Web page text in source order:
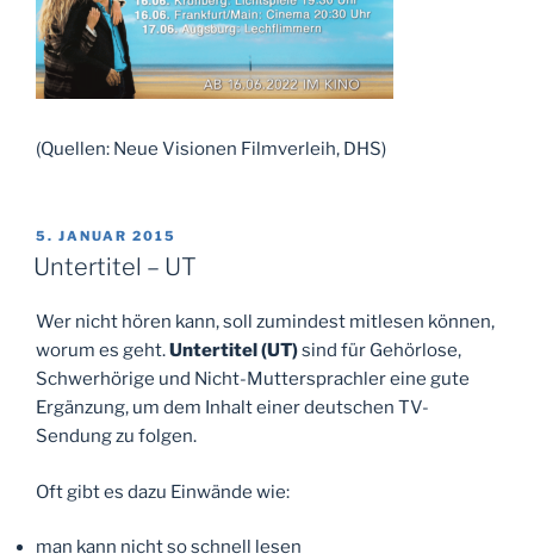
(Quellen: Neue Visionen Filmverleih, DHS)
VERÖFFENTLICHT
AM
5. JANUAR 2015
Untertitel – UT
Wer nicht hören kann, soll zumindest mitlesen können,
worum es geht.Untertitel (UT)sind für Gehörlose,
Schwerhörige und Nicht-Muttersprachler eine gute
Ergänzung, um dem Inhalt einer deutschen TV-
Sendung zu folgen.
Oft gibt es dazu Einwände wie:
man kann nicht so schnell lesen